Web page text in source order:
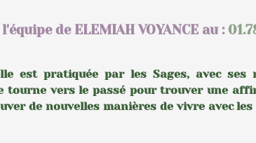
de ELEMIAH VOYANCE au :
est pratiquée par les Sages, avec ses
tourne vers le passé pour trouver une
de nouvelles manières de vivre avec